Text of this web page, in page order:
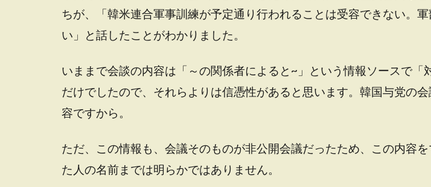
ちが、「韓米連合軍事訓練が予定通り行われることは受容できない。
い」と話したことがわかりました。
いままで会談の内容は「～の関係者によると~」という情報ソースで「
だけでしたので、それらよりは信憑性があると思います。韓国与党の
容ですから。
ただ、この情報も、会議そのものが非公開会議だったため、この内容
た人の名前までは明らかではありません。